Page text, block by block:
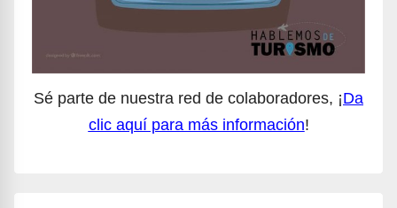
Sé parte de nuestra red de colaboradores, ¡Da
clic aquí para más información!